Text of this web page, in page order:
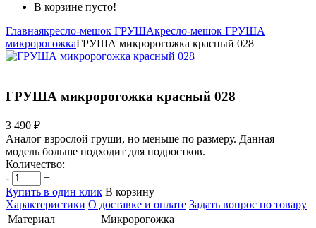
В корзине пусто!
Главнаякресло-мешок ГРУШАкресло-мешок ГРУША
микророгожкаГРУША микророгожка красный 028
ГРУША микророгожка красный 028
3 490 ₽
Аналог взрослой груши, но меньше по размеру. Данная
модель больше подходит для подростков.
Количество:
-
+
Купить в один клик В корзину
Характеристики О доставке и оплате Задать вопрос по товару
Материал
Микророгожка